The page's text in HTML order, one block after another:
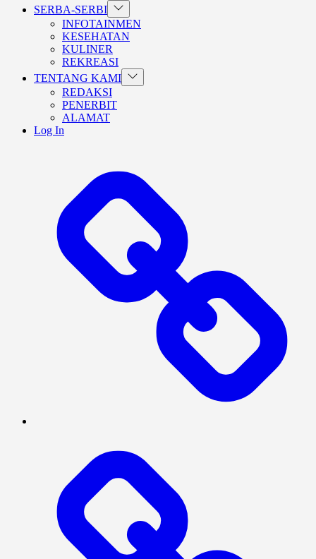
SERBA-SERBI Show
sub
menu
INFOTAINMEN
KESEHATAN
KULINER
REKREASI
TENTANG KAMI Show
sub
REDAKSI
PENERBIT
ALAMAT
Log In